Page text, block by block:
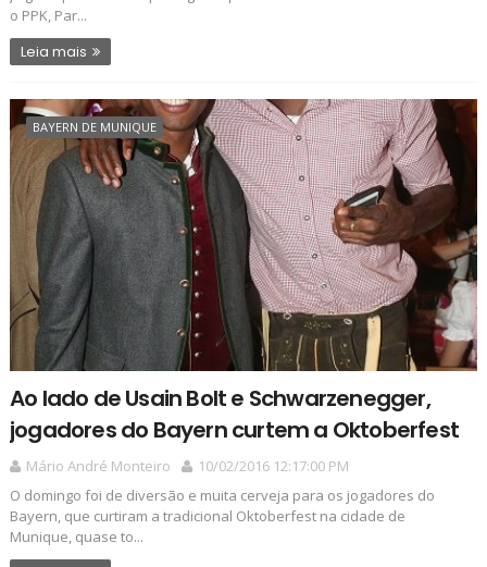
o PPK, Par...
Leia mais
BAYERN DE MUNIQUE
Ao lado de Usain Bolt e Schwarzenegger,
jogadores do Bayern curtem a Oktoberfest
Mário André Monteiro
10/02/2016 12:17:00 PM
O domingo foi de diversão e muita cerveja para os jogadores do
Bayern, que curtiram a tradicional Oktoberfest na cidade de
Munique, quase to...